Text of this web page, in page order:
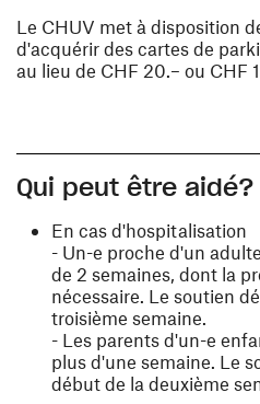
Le CHUV met à disposition
d'acquérir des cartes de
au lieu de CHF 20.– ou CHF
Qui peut être aidé?
En cas d'hospitalisation
- Un-e proche d'un
de 2 semaines, dont la
nécessaire. Le soutien
troisième semaine.
- Les parents d'un-e
plus d'une semaine. Le
début de la deuxième